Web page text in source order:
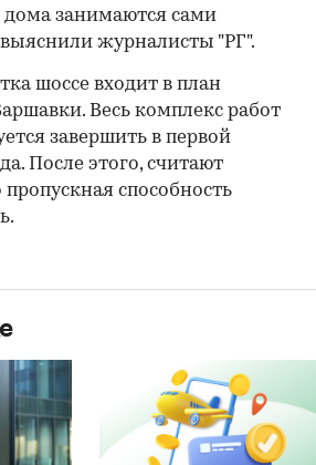
дома занимаются сами
журналисты "РГ".
шоссе входит в план
Весь комплекс работ
завершить в первой
После этого, считают
способность